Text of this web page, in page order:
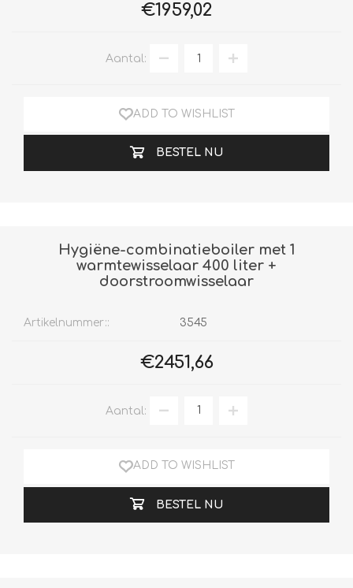
€1959,02
Aantal:
ADD TO WISHLIST
BESTEL NU
Hygiëne-combinatieboiler met 1
warmtewisselaar 400 liter +
doorstroomwisselaar
Artikelnummer:: 3545
€2451,66
Aantal:
ADD TO WISHLIST
BESTEL NU